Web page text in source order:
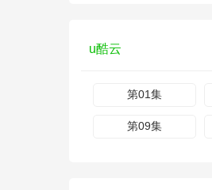
u酷云
第01集
第09集